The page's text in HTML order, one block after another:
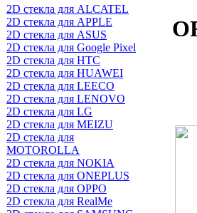
2D стекла для ALCATEL
2D стекла для APPLE
2D стекла для ASUS
2D стекла для Google Pixel
2D стекла для HTC
2D стекла для HUAWEI
2D стекла для LEECO
2D стекла для LENOVO
2D стекла для LG
2D стекла для MEIZU
2D стекла для
MOTOROLLA
2D стекла для NOKIA
2D стекла для ONEPLUS
2D стекла для OPPO
2D стекла для RealMe